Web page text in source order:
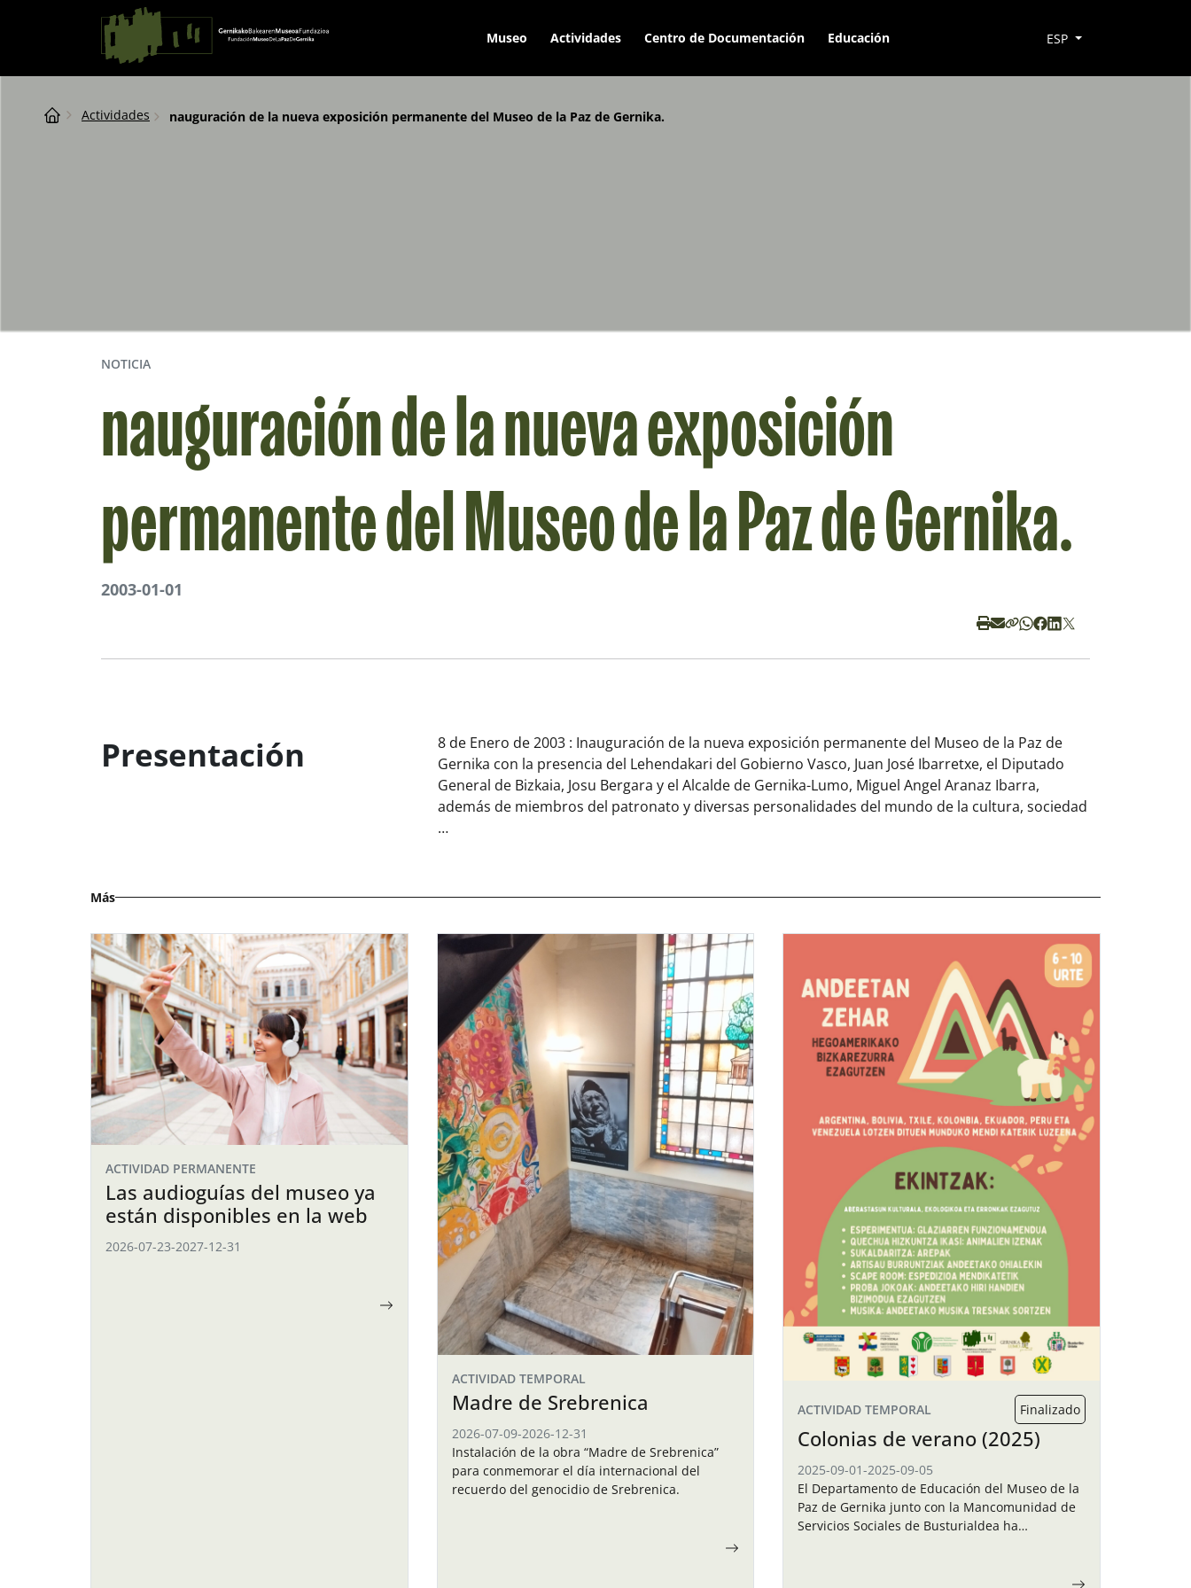
Saltar al contingut
Navegación principal
Museo Actividades Centro de Documentación Educación ESP
Breadcrumb
Actividades nauguración de la nueva exposición permanente del Museo de la Paz de Gernika.
NOTICIA
nauguración de la nueva exposición
permanente del Museo de la Paz de Gernika.
2003-01-01
Presentación
8 de Enero de 2003 : Inauguración de la nueva exposición permanente del Museo de la Paz de
Gernika con la presencia del Lehendakari del Gobierno Vasco, Juan José Ibarretxe, el Diputado
General de Bizkaia, Josu Bergara y el Alcalde de Gernika-Lumo, Miguel Angel Aranaz Ibarra,
además de miembros del patronato y diversas personalidades del mundo de la cultura, sociedad
…
Más
ACTIVIDAD PERMANENTE
Las audioguías del museo ya
están disponibles en la web
2026-07-23-2027-12-31
ACTIVIDAD TEMPORAL
Madre de Srebrenica
2026-07-09-2026-12-31
Instalación de la obra “Madre de Srebrenica”
para conmemorar el día internacional del
recuerdo del genocidio de Srebrenica.
ACTIVIDAD TEMPORAL Finalizado
Colonias de verano (2025)
2025-09-01-2025-09-05
El Departamento de Educación del Museo de la
Paz de Gernika junto con la Mancomunidad de
Servicios Sociales de Busturialdea ha